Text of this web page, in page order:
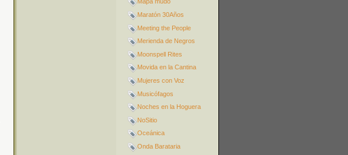
Mapa mudo
Maratón 30Años
Meeting the People
Merienda de Negros
Moonspell Rites
Movida en la Cantina
Mujeres con Voz
Musicófagos
Noches en la Hoguera
NoSitio
Oceánica
Onda Barataria